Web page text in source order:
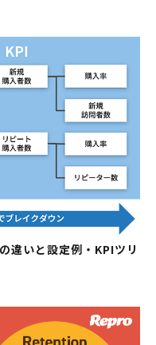
違いと設定例・KPIツリ